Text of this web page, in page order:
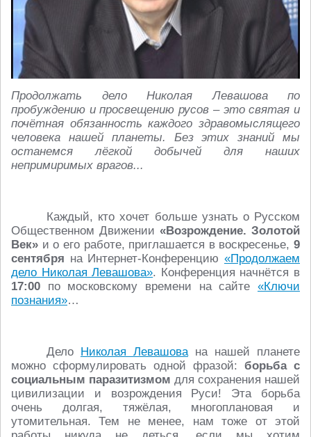
Продолжать дело Николая Левашова по
пробуждению и просвещению русов – это святая и
почётная обязанность каждого здравомыслящего
человека нашей планеты. Без этих знаний мы
останемся лёгкой добычей для наших
непримиримых врагов...
Каждый, кто хочет больше узнать о Русском
Общественном Движении «Возрождение. Золотой
Век» и о его работе, приглашается в воскресенье, 9
сентября на Интернет-Конференцию «Продолжаем
дело Николая Левашова». Конференция начнётся в
17:00 по московскому времени на сайте «Ключи
познания»…
Дело Николая Левашована нашей планете
можно сформулировать одной фразой: борьба с
социальным паразитизмом для сохранения нашей
цивилизации и возрождения Руси! Эта борьба
очень долгая, тяжёлая, многоплановая и
утомительная. Тем не менее, нам тоже от этой